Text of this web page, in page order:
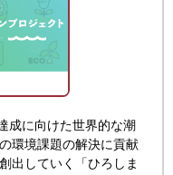
成に向けた世界的な潮
環境課題の解決に貢献
出していく「ひろしま